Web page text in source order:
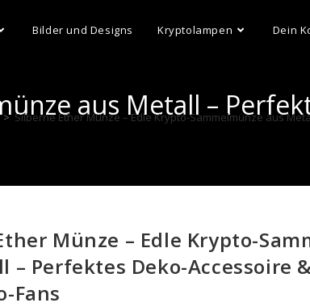
Bilder und Designs Kryptolampen Dein
aus Metall –
> Silberne Ether Münze – Edle Krypto-Sammelmünze aus
Münze – Edle Krypto-
– Perfektes Deko-Accessoire
Fans